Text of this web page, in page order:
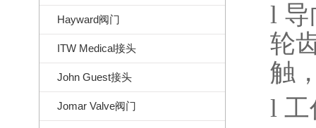
Hayward阀门
ITW Medical接头
John Guest接头
Jomar Valve阀门
l 导
轮
触
l 工